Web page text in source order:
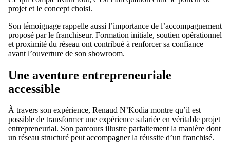
projet et le concept choisi.
Son témoignage rappelle aussi l’importance de l’accompagnement
proposé par le franchiseur. Formation initiale, soutien opérationnel
et proximité du réseau ont contribué à renforcer sa confiance
avant l’ouverture de son showroom.
Une aventure entrepreneuriale
accessible
À travers son expérience, Renaud N’Kodia montre qu’il est
possible de transformer une expérience salariée en véritable projet
entrepreneurial. Son parcours illustre parfaitement la manière dont
un réseau structuré peut accompagner la réussite d’un franchisé.